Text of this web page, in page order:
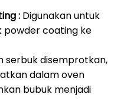
: Digunakan untuk
coating ke
serbuk disemprotkan,
dalam oven
bubuk menjadi